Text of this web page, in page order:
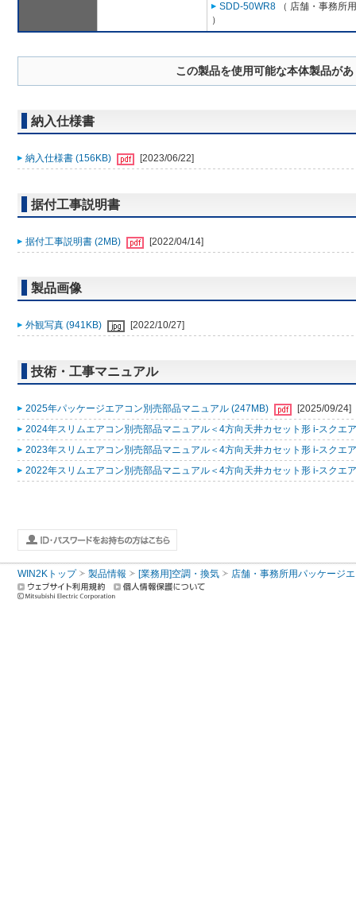
SDD-50WR8 （ 店舗・事務所
）
この製品を使用可能な本体製品が
納入仕様書
納入仕様書 (156KB) [2023/06/22]
据付工事説明書
据付工事説明書 (2MB) [2022/04/14]
製品画像
外観写真 (941KB) [2022/10/27]
技術・工事マニュアル
2025年パッケージエアコン別売部品マニュアル (247MB)
[2025/09/24]
2024年スリムエアコン別売部品マニュアル＜4方向天井カセット形 i-スクエ
2023年スリムエアコン別売部品マニュアル＜4方向天井カセット形 i-スクエ
2022年スリムエアコン別売部品マニュアル＜4方向天井カセット形 i-スクエ
WIN2Kトップ 製品情報 [業務用]空調・換気 店舗・事務所用パッケージ